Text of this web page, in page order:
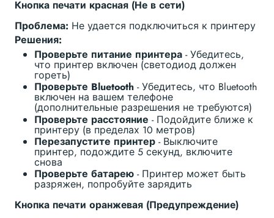
Кнопка печати красная (Не в сети)
Проблема: Не удается подключиться к принтеру
Решения:
Проверьте питание принтера - Убедитесь,
что принтер включен (светодиод должен
гореть)
Проверьте Bluetooth - Убедитесь, что Bluetooth
включен на вашем телефоне
(дополнительные разрешения не требуются)
Проверьте расстояние - Подойдите ближе к
принтеру (в пределах 10 метров)
Перезапустите принтер - Выключите
принтер, подождите 5 секунд, включите
снова
Проверьте батарею - Принтер может быть
разряжен, попробуйте зарядить
Кнопка печати оранжевая (Предупреждение)